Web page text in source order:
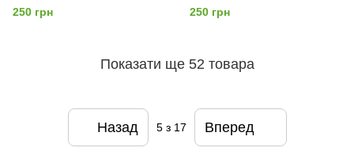
250 грн 250 грн
Показати ще 52 товара
Назад 5з 17 Вперед